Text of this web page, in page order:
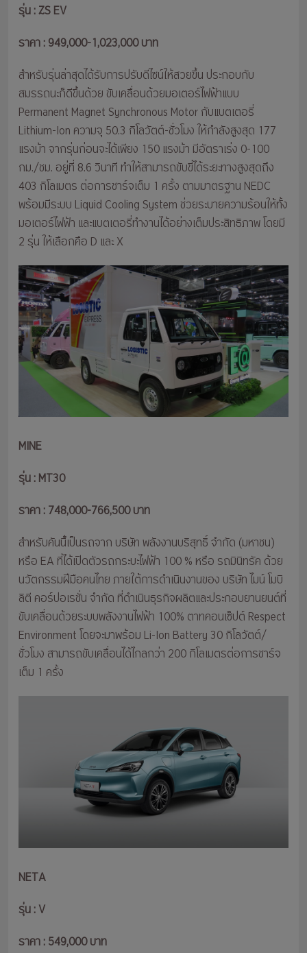
รุ่น : ZS EV
ราคา : 949,000-1,023,000 บาท
สำหรับรุ่นล่าสุดได้รับการปรับดีไซน์ให้สวยขึ้น ประกอบกับ
สมรรถนะก็ดีขึ้นด้วย ขับเคลื่อนด้วยมอเตอร์ไฟฟ้าแบบ
Permanent Magnet Synchronous Motor กับแบตเตอรี่
Lithium-Ion ความจุ 50.3 กิโลวัตต์-ชั่วโมง ให้กำลังสูงสุด 177
แรงม้า จากรุ่นก่อนจะได้เพียง 150 แรงม้า มีอัตราเร่ง 0-100
กม./ชม. อยู่ที่ 8.6 วินาที ทำให้สามารถขับขี่ได้ระยะทางสูงสุดถึง
403 กิโลเมตร ต่อการชาร์จเต็ม 1 ครั้ง ตามมาตรฐาน NEDC
พร้อมมีระบบ Liquid Cooling System ช่วยระบายความร้อนให้ทั้ง
มอเตอร์ไฟฟ้า และแบตเตอรี่ทำงานได้อย่างเต็มประสิทธิภาพ โดยมี
2 รุ่น ให้เลือกคือ D และ X
MINE
รุ่น : MT30
ราคา : 748,000-766,500 บาท
สำหรับคันนี้้เป็นรถจาก บริษัท พลังงานบริสุทธิ์ จำกัด (มหาชน)
หรือ EA ที่ได้เปิดตัวรถกระบะไฟฟ้า 100 % หรือ รถมินิทรัค ด้วย
นวัตกรรมฝีมือคนไทย ภายใต้การดำเนินงานของ บริษัท ไมน์ โมบิ
ลิตี คอร์ปอเรชั่น จำกัด ที่ดำเนินธุรกิจผลิตและประกอบยานยนต์ที่
ขับเคลื่อนด้วยระบบพลังงานไฟฟ้า 100% ตาทคอนเซ็ปต์ Respect
Environment โดยจะมาพร้อม Li-Ion Battery 30 กิโลวัตต์/
ชั่วโมง สามารถขับเคลื่อนได้ไกลกว่า 200 กิโลเมตรต่อการชาร์จ
เต็ม 1 ครั้ง
NETA
รุ่น : V
ราคา : 549,000 บาท